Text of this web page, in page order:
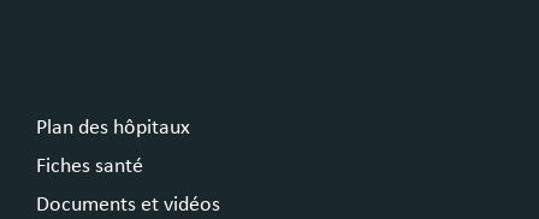
Plan des hôpitaux
Fiches santé
Documents et vidéos